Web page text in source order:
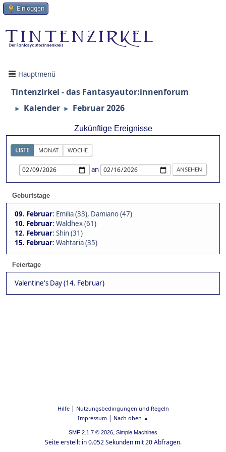
Einloggen
Hauptmenü
Tintenzirkel - das Fantasyautor:innenforum
► Kalender ► Februar 2026
Zukünftige Ereignisse
LISTE MONAT WOCHE
an
Geburtstage
09. Februar: Emilia (33), Damiano (47)
10. Februar: Waldhex (61)
12. Februar: Shin (31)
15. Februar: Wahtaria (35)
Feiertage
Valentine's Day (14. Februar)
Hilfe| Nutzungsbedingungen und Regeln
Impressum| Nach oben ▲
SMF 2.1.7 © 2026, Simple Machines
Seite erstellt in 0.052 Sekunden mit 20 Abfragen.